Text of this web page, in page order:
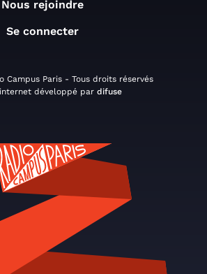
Nous rejoindre
Se connecter
Campus Paris - Tous droits réservés
développé par difuse